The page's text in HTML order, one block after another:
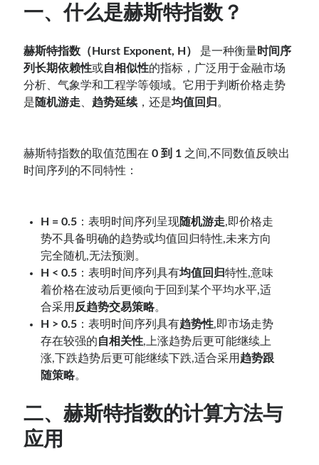
网站备案号：鄂ICP备2024064768号
一、什么是赫斯特指数？
赫斯特指数（Hurst Exponent, H） 是一种衡量时间序
列长期依赖性或自相似性的指标，广泛用于金融市场
分析、气象学和工程学等领域。它用于判断价格走势
是随机游走 趋势延续，还是均值回归 。
赫斯特指数的取值范围在0 到 1 之间,不同数值反映出
时间序列的不同特性：
H = 0.5 ：表明时间序列呈现随机游走,即价格走
势不具备明确的趋势或均值回归特性,未来方向
完全随机,无法预测。
H < 0.5 ：表明时间序列具有均值回归特性,意味
着价格在波动后更倾向于回到某个平均水平,适
合采用 反趋势交易策略。
H > 0.5 ：表明时间序列具有趋势性,即市场走势
存在较强的自相关性,上涨趋势后更可能继续上
涨,下跌趋势后更可能继续下跌,适合采用 趋势跟
随策略。
二、赫斯特指数的计算方法与
应用